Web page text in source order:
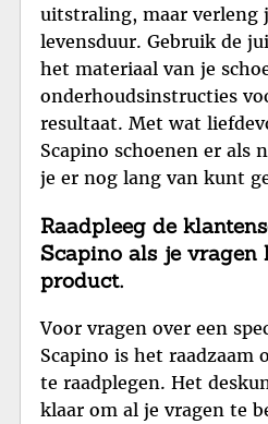
uitstraling, maar verleng
levensduur. Gebruik de
het materiaal van je
onderhoudsinstructies
resultaat. Met wat
Scapino schoenen er als
je er nog lang van kunt
Raadpleeg de
Scapino als je vragen
product.
Voor vragen over een
Scapino is het raadzaam
te raadplegen. Het
klaar om al je vragen te